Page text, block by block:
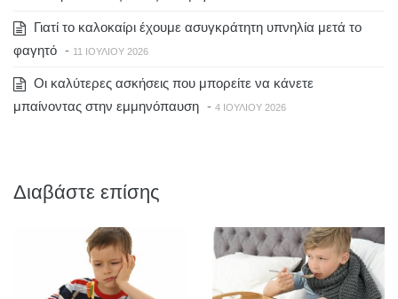
Γιατί το καλοκαίρι έχουμε ασυγκράτητη υπνηλία μετά το
φαγητό - 11 ΙΟΥΛΊΟΥ 2026
Οι καλύτερες ασκήσεις που μπορείτε να κάνετε
μπαίνοντας στην εμμηνόπαυση - 4 ΙΟΥΛΊΟΥ 2026
Διαβάστε επίσης